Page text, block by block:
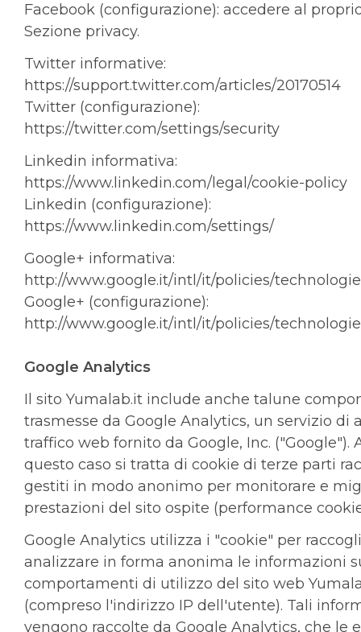
Facebook (configurazione): accedere al
Sezione privacy.
Twitter informative:
https://support.twitter.com/articles/20170514
Twitter (configurazione):
https://twitter.com/settings/security
Linkedin informativa:
https://www.linkedin.com/legal/cookie-policy
Linkedin (configurazione):
https://www.linkedin.com/settings/
Google+ informativa:
http://www.google.it/intl/it/policies/
Google+ (configurazione):
http://www.google.it/intl/it/policies/
Google Analytics
Il sito Yumalab.it include anche talune
trasmesse da Google Analytics, un servizio di
traffico web fornito da Google, Inc. ("Google").
questo caso si tratta di cookie di terze parti
gestiti in modo anonimo per monitorare e
prestazioni del sito ospite (performance
Google Analytics utilizza i "cookie" per
analizzare in forma anonima le informazioni
comportamenti di utilizzo del sito web
(compreso l'indirizzo IP dell'utente). Tali
vengono raccolte da Google Analytics, che le